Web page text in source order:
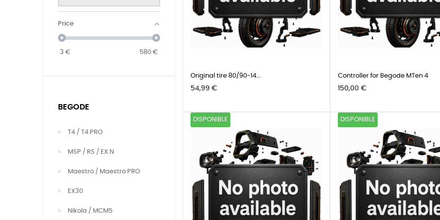
Price
3 € 580 €
BEGODE
T4 / T4 PRO
MSP / RS / EX.N
Maestro / Maestro PRO
EX30
Nikola / MCM5
Original tire 80/90-14...
Precio
54,99 €
Controller for Begode MTen 4
Precio
150,00 €
DISPONIBLE DISPONIBLE